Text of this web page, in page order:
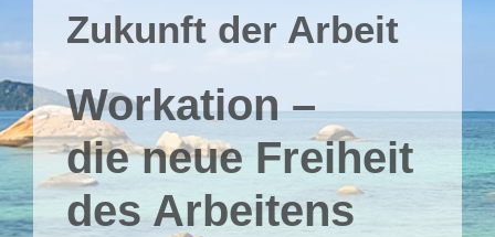
Zukunft der Arbeit
Workation –
die neue Freiheit
des Arbeitens